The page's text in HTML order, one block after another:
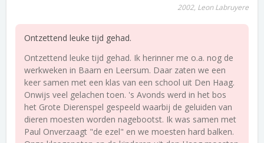
2002, Leon Labruyere
Ontzettend leuke tijd gehad.
Ontzettend leuke tijd gehad. Ik herinner me o.a. nog de
werkweken in Baarn en Leersum. Daar zaten we een
keer samen met een klas van een school uit Den Haag.
Onwijs veel gelachen toen. 's Avonds werd in het bos
het Grote Dierenspel gespeeld waarbij de geluiden van
dieren moesten worden nagebootst. Ik was samen met
Paul Onverzaagt "de ezel" en we moesten hard balken.